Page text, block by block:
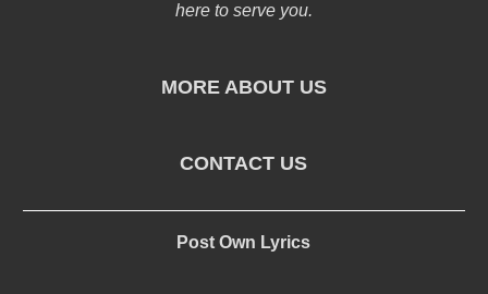
here to serve you.
MORE ABOUT US
CONTACT US
Post Own Lyrics